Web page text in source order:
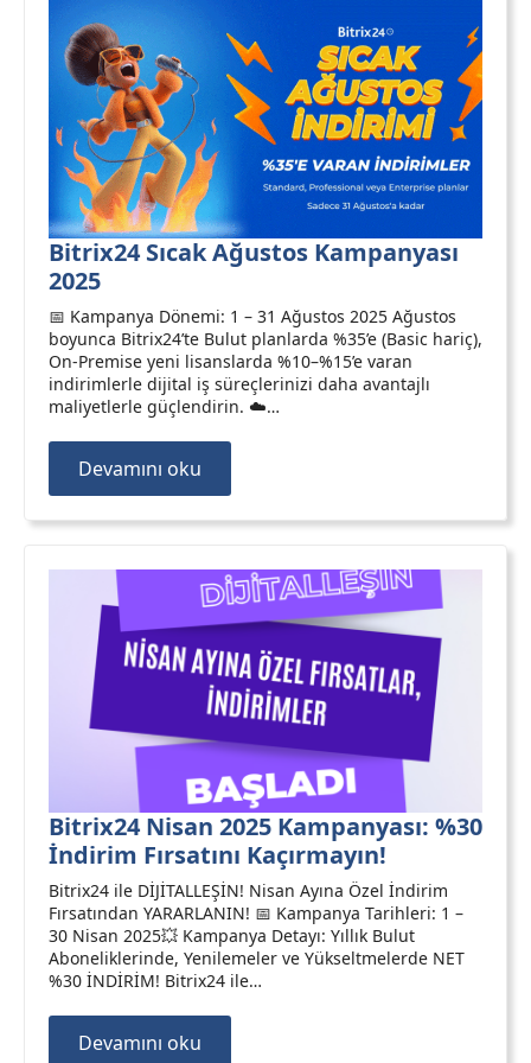
Bitrix24 Sıcak Ağustos Kampanyası
2025
📅 Kampanya Dönemi: 1 – 31 Ağustos 2025 Ağustos
boyunca Bitrix24’te Bulut planlarda %35’e (Basic hariç),
On-Premise yeni lisanslarda %10–%15’e varan
indirimlerle dijital iş süreçlerinizi daha avantajlı
maliyetlerle güçlendirin. ☁️…
Devamını oku
Bitrix24 Nisan 2025 Kampanyası: %30
İndirim Fırsatını Kaçırmayın!
Bitrix24 ile DİJİTALLEŞİN! Nisan Ayına Özel İndirim
Fırsatından YARARLANIN! 📅 Kampanya Tarihleri: 1 –
30 Nisan 2025💥 Kampanya Detayı: Yıllık Bulut
Aboneliklerinde, Yenilemeler ve Yükseltmelerde NET
%30 İNDİRİM! Bitrix24 ile…
Devamını oku